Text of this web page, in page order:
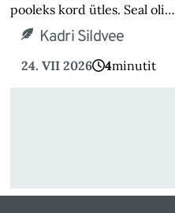
pooleks kord ütles. Seal oli…
Kadri Sildvee
24. VII 2026 4minutit